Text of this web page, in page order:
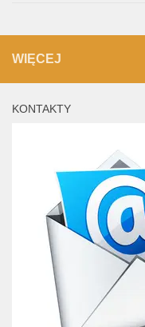
WIĘCEJ
KONTAKTY